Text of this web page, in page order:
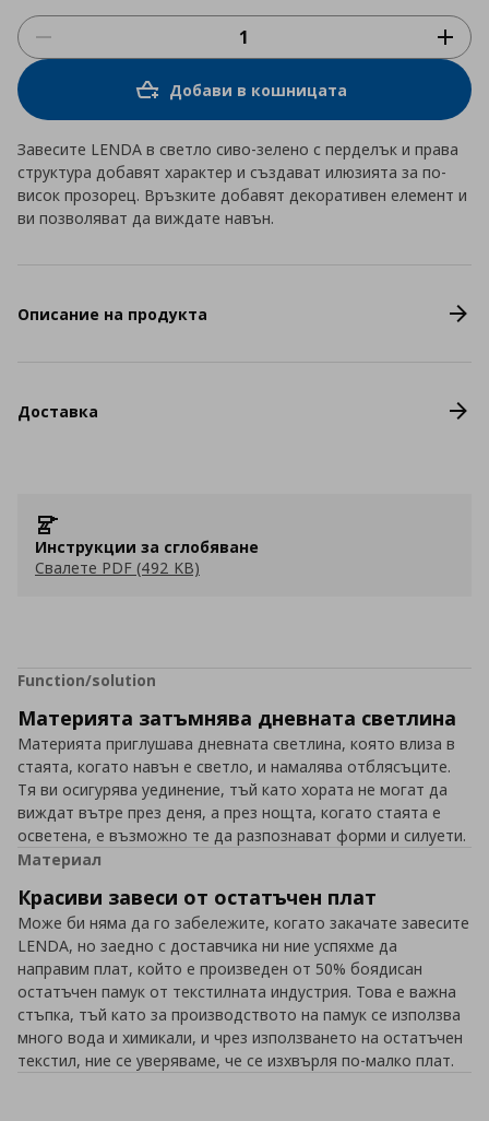
Добави в кошницата
Завесите LENDA в светло сиво-зелено с перделък и права
структура добавят характер и създават илюзията за по-
висок прозорец. Връзките добавят декоративен елемент и
ви позволяват да виждате навън.
Описание на продукта
Доставка
Инструкции за сглобяване
Свалете PDF (492 KB)
Function/solution
Материята затъмнява дневната светлина
Материята приглушава дневната светлина, която влиза в
стаята, когато навън е светло, и намалява отблясъците.
Тя ви осигурява уединение, тъй като хората не могат да
виждат вътре през деня, а през нощта, когато стаята е
осветена, е възможно те да разпознават форми и силуети.
Материал
Красиви завеси от остатъчен плат
Може би няма да го забележите, когато закачате завесите
LENDA, но заедно с доставчика ни ние успяхме да
направим плат, който е произведен от 50% боядисан
остатъчен памук от текстилната индустрия. Това е важна
стъпка, тъй като за производството на памук се използва
много вода и химикали, и чрез използването на остатъчен
текстил, ние се уверяваме, че се изхвърля по-малко плат.